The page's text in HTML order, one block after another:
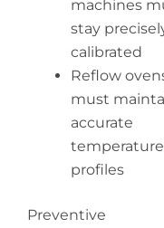
machines
stay
calibrated
Reflow
must
accurate
temperature
profiles
Preventive